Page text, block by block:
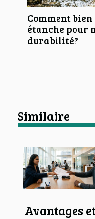
Comment
étanche pour
durabilité?
Similaire
Avantages